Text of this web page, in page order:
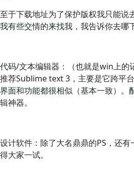
至于下载地址为了保护版权我只能说
我有些交情的来找我，我告诉你去哪
代码/文本编辑器：（也就是win上的
推荐Sublime text 3，主要是它跨平
界面和功能都很相似（基本一致）。
辑神器。
设计软件：除了大名鼎鼎的PS，还
得大家一试。